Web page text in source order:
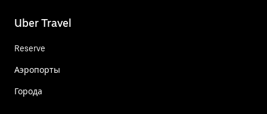
Uber Travel
Reserve
Аэропорты
Города